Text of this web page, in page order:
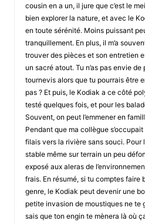
cousin en a un, il jure que c’est le
bien explorer la nature, et avec le
en toute sérénité. Moins puissant
tranquillement. En plus, il m’a
trouver des pièces et son entretien
un sacré atout. Tu n’as pas envie
tournevis alors que tu pourrais être
pas ? Et puis, le Kodiak a ce côté
testé quelques fois, et pour les
Souvent, on peut l’emmener en
Pendant que ma collègue
filais vers la rivière sans souci.
stable même sur terrain un peu
exposé aux aleras de
frais. En résumé, si tu comptes faire
genre, le Kodiak peut devenir une
petite invasion de moustiques ne te
sais que ton engin te mènera là où